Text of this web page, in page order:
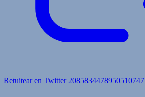
Retuitear en Twitter 2085834478950510747